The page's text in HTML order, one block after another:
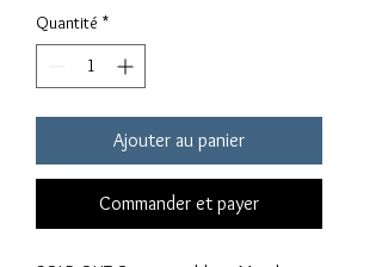
Quantité *
Ajouter au panier
Commander et payer